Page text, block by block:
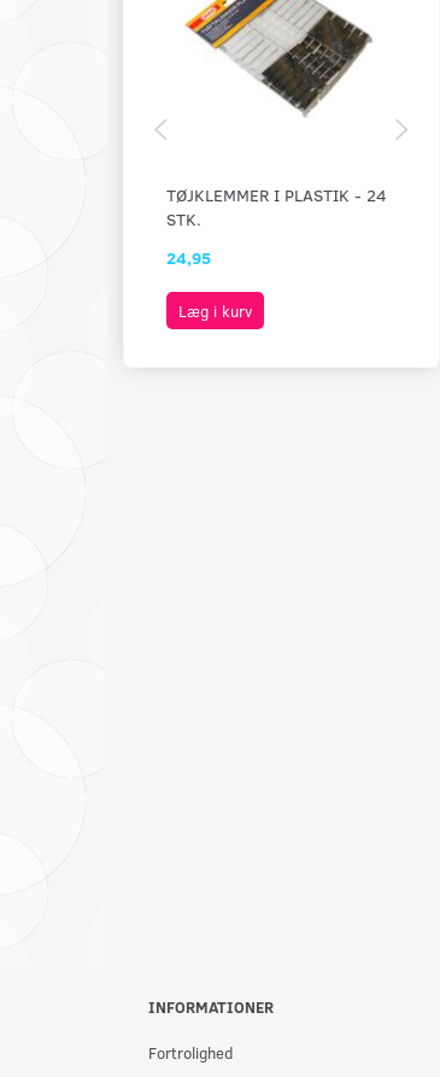
TØJKLEMMER I PLASTIK - 24
STK.
24,95
Læg i kurv
INFORMATIONER
Fortrolighed